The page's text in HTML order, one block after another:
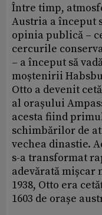
Între timp,
Austria a început
opinia publică –
cercurile
– a început să
moștenirii
Otto a devenit
al orașului
acesta fiind
schimbărilor de
vechea dinastie.
s-a transformat
adevărată mișcar
1938, Otto era
1603 de orașe